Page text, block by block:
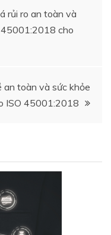
rủi ro an toàn và
45001:2018 cho
an toàn và sức khỏe
ISO 45001:2018